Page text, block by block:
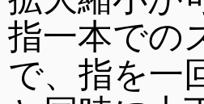
指一本での
で、指を一